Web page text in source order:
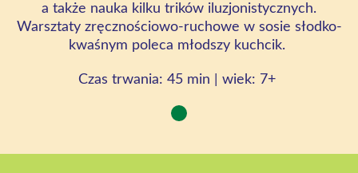
a także nauka kilku trików iluzjonistycznych.
Warsztaty zręcznościowo-ruchowe w sosie słodko-
kwaśnym poleca młodszy kuchcik.
Czas trwania: 45 min | wiek: 7+